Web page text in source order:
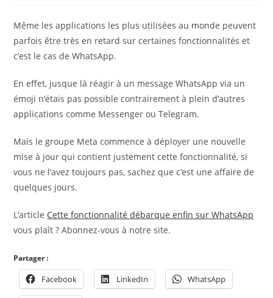
publication :
Même les applications les plus utilisées au monde peuvent
parfois être très en retard sur certaines fonctionnalités et
c’est le cas de WhatsApp.
En effet, jusque là réagir à un message WhatsApp via un
émoji n’étais pas possible contrairement à plein d’autres
applications comme Messenger ou Telegram.
Mais le groupe Meta commence à déployer une nouvelle
mise à jour qui contient justement cette fonctionnalité, si
vous ne l’avez toujours pas, sachez que c’est une affaire de
quelques jours.
L’article Cette fonctionnalité débarque enfin sur WhatsApp
vous plaît ? Abonnez-vous à notre site.
Partager :
Facebook LinkedIn WhatsApp